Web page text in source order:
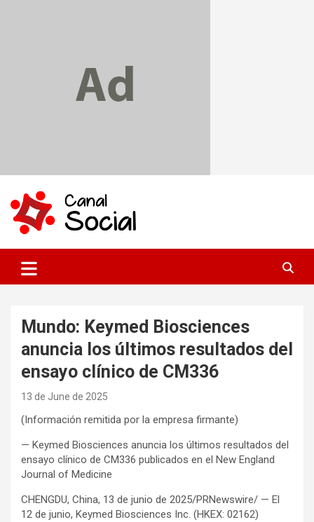
content
Canal Social
Mundo: Keymed Biosciences
anuncia los últimos resultados del
ensayo clínico de CM336
13 de June de 2025
(Información remitida por la empresa firmante)
— Keymed Biosciences anuncia los últimos resultados del
ensayo clínico de CM336 publicados en el New England
Journal of Medicine
CHENGDU, China, 13 de junio de 2025/PRNewswire/ — El
12 de junio, Keymed Biosciences Inc. (HKEX: 02162)